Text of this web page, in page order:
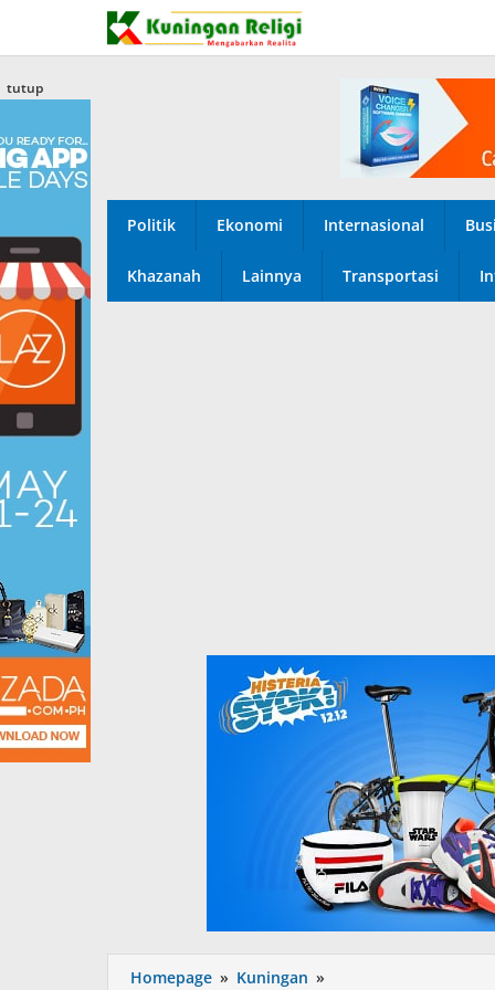
konten
Politik Ekonomi Internasional
Khazanah Lainnya Transportasi
tutup
Homepage » Kuningan »